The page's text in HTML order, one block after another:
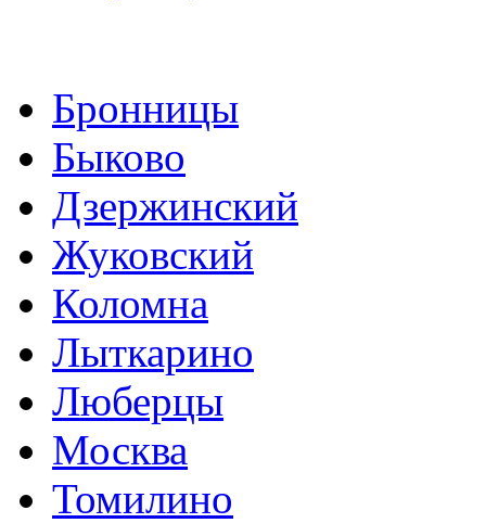
Бронницы
Быково
Дзержинский
Жуковский
Коломна
Лыткарино
Люберцы
Москва
Томилино